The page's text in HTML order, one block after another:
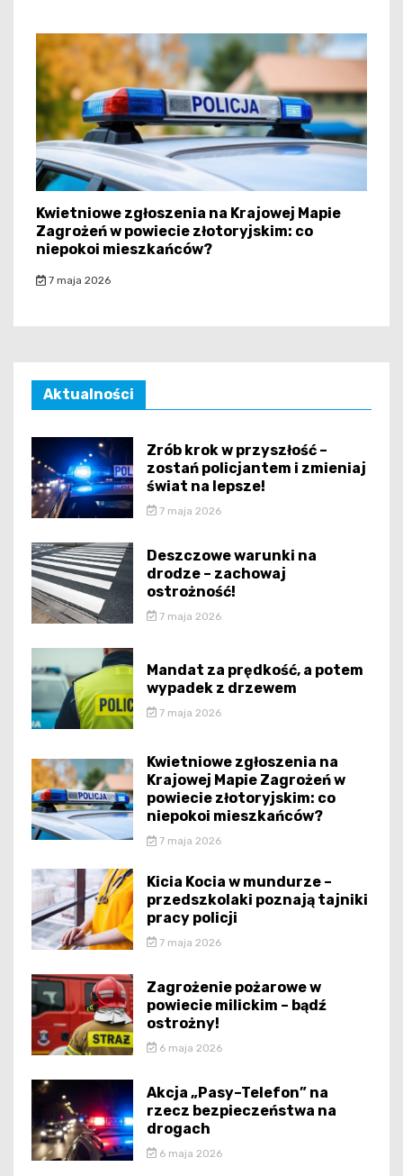
Kwietniowe zgłoszenia na Krajowej Mapie
Zagrożeń w powiecie złotoryjskim: co
niepokoi mieszkańców?
7 maja 2026
Aktualności
Zrób krok w przyszłość –
zostań policjantem i zmieniaj
świat na lepsze!
7 maja 2026
Deszczowe warunki na
drodze – zachowaj
ostrożność!
7 maja 2026
Mandat za prędkość, a potem
wypadek z drzewem
7 maja 2026
Kwietniowe zgłoszenia na
Krajowej Mapie Zagrożeń w
powiecie złotoryjskim: co
niepokoi mieszkańców?
7 maja 2026
Kicia Kocia w mundurze –
przedszkolaki poznają tajniki
pracy policji
7 maja 2026
Zagrożenie pożarowe w
powiecie milickim – bądź
ostrożny!
6 maja 2026
Akcja „Pasy–Telefon” na
rzecz bezpieczeństwa na
drogach
6 maja 2026